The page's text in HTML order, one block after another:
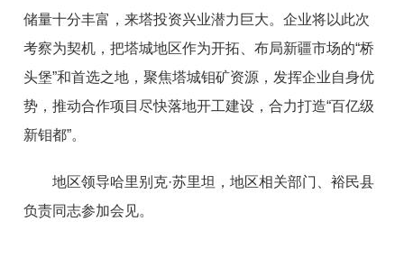
储量十分丰富，来塔投资兴业潜力巨大。企业将以此次
考察为契机，把塔城地区作为开拓、布局新疆市场的“桥
头堡”和首选之地，聚焦塔城钼矿资源，发挥企业自身优
势，推动合作项目尽快落地开工建设，合力打造“百亿级
新钼都”。
地区领导哈里别克·苏里坦，地区相关部门、裕民县
负责同志参加会见。